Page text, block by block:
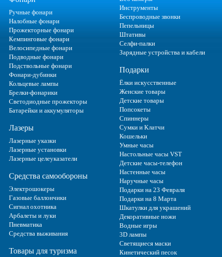
Ручные фонари
Налобные фонари
Прожекторные фонари
Кемпинговые фонари
Велосипедные фонари
Подводные фонари
Подствольные фонари
Фонари-дубинки
Кольцевые лампы
Брелки-фонарики
Светодиодные прожекторы
Батарейки и аккумуляторы
Лазеры
Лазерные указки
Лазерные установки
Лазерные целеуказатели
Средства самообороны
Электрошокеры
Газовые баллончики
Сигнал охотника
Арбалеты и луки
Пневматика
Средства выживания
Товары для туризма
Инструменты
Беспроводные звонки
Пепельницы
Штативы
Селфи-палки
Зарядные устройства и кабели
Подарки
Ёлки искусственные
Женские товары
Детские товары
Попсокеты
Спиннеры
Сумки и Клатчи
Кошельки
Умные часы
Настольные часы VST
Детские часы-телефон
Настенные часы
Наручные часы
Подарки на 23 Февраля
Подарки на 8 Марта
Шкатулки для украшений
Декоративные ножи
Водные игры
3D лампы
Светящиеся маски
Кинетический песок